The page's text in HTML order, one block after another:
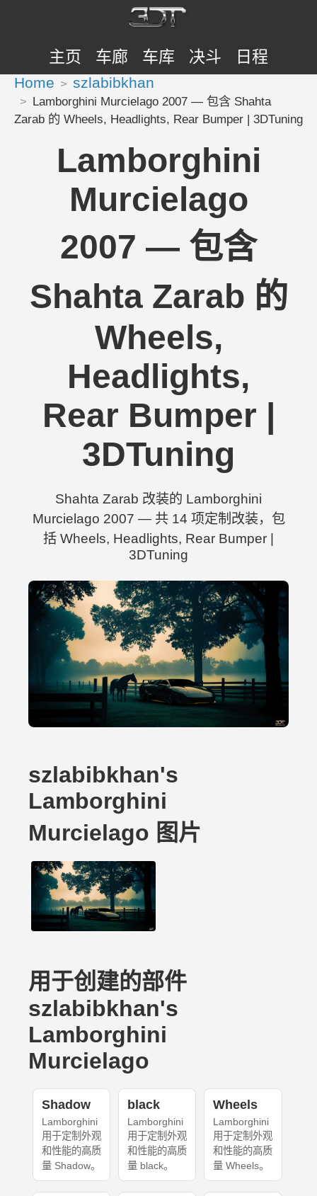
主页 车廊 车库 决斗 日程
Home szlabibkhan
Lamborghini Murcielago 2007 — 包含 Shahta
Zarab 的 Wheels, Headlights, Rear Bumper | 3DTuning
Lamborghini
Murcielago
2007 — 包含
Shahta Zarab 的
Wheels,
Headlights,
Rear Bumper |
3DTuning
Shahta Zarab 改装的 Lamborghini
Murcielago 2007 — 共 14 项定制改装，包
括 Wheels, Headlights, Rear Bumper |
3DTuning
szlabibkhan's
Lamborghini
Murcielago 图片
用于创建的部件
szlabibkhan's
Lamborghini
Murcielago
Shadow
Lamborghini
用于定制外观
和性能的高质
量 Shadow。
black
Lamborghini
用于定制外观
和性能的高质
量 black。
Wheels
Lamborghini
用于定制外观
和性能的高质
量 Wheels。